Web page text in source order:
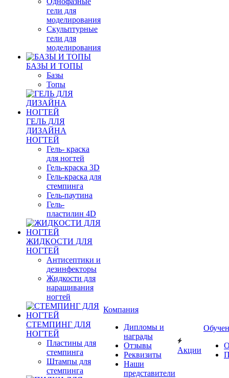
гели для
моделирования
Скульптурные
гели для
моделирования
БАЗЫ И ТОПЫ
Базы
Топы
ГЕЛЬ ДЛЯ
ДИЗАЙНА
НОГТЕЙ
Гель- краска
для ногтей
Гель-краска 3D
Гель-краска для
стемпинга
Гель-паутина
Гель-
пластилин 4D
ЖИДКОСТИ ДЛЯ
НОГТЕЙ
Антисептики и
дезинфекторы
Жидкости для
наращивания
ногтей
СТЕМПИНГ ДЛЯ
НОГТЕЙ
Пластины для
стемпинга
Штампы для
стемпинга
Компания
Дипломы и
награды
Отзывы
Реквизиты
Наши
представители
Акции